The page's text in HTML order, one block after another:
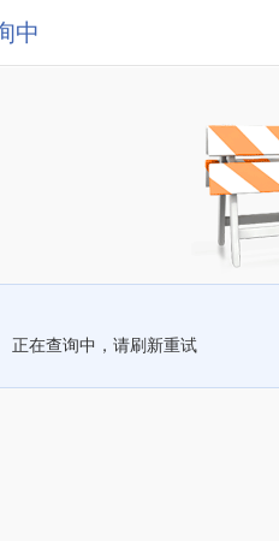
中
正在查询中，请刷新重试